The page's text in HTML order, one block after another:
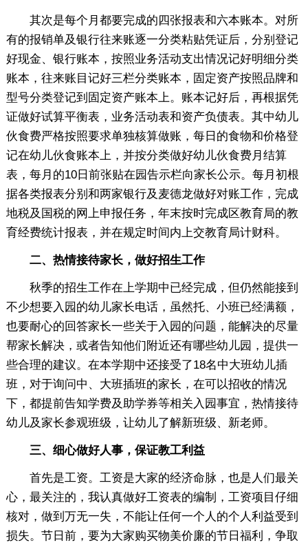
其次是每个月都要完成的四张报表和六本账本。对所
有的报销单及银行往来账逐一分类粘贴凭证后，分别登记
好现金、银行账本，按照业务活动支出情况记好明细分类
账本，往来账目记好三栏分类账本，固定资产按照品牌和
型号分类登记到固定资产账本上。账本记好后，再根据凭
证做好试算平衡表，业务活动表和资产负债表。其中幼儿
伙食费严格按照要求单独核算做账，每日的食物和价格登
记在幼儿伙食账本上，并按分类做好幼儿伙食费月结算
表，每月的10日前张贴在园告示栏向家长公示。每月初根
据各类报表分别和两家银行及麦德龙做好对账工作，完成
地税及国税的网上申报任务，年末按时完成区教育局的教
育经费统计报表，并在规定时间内上交教育局计财科。
二、热情接待家长，做好招生工作
秋季的招生工作在上学期中已经完成，但仍然能接到
不少想要入园的幼儿家长电话，虽然托、小班已经满额，
也要耐心的回答家长一些关于入园的问题，能解决的尽量
帮家长解决，或者告知他们附近还有哪些幼儿园，提供一
些合理的建议。在本学期中还接受了18名中大班幼儿插
班，对于询问中、大班插班的家长，在可以招收的情况
下，都提前告知学费及助学券等相关入园事宜，热情接待
幼儿及家长参观班级，让幼儿了解新班级、新老师。
三、细心做好人事，保证教工利益
首先是工资。工资是大家的经济命脉，也是人们最关
心，最关注的，我认真做好工资表的编制，工资项目仔细
核对，做到万无一失，不能让任何一个人的个人利益受到
损失。节日前，要为大家购买物美价廉的节日福利，争取